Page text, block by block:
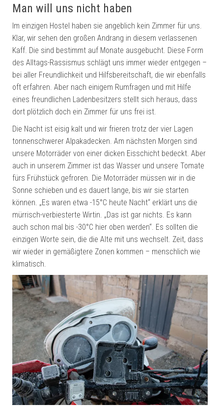
Man will uns nicht haben
Im einzigen Hostel haben sie angeblich kein Zimmer für uns.
Klar, wir sehen den großen Andrang in diesem verlassenen
Kaff. Die sind bestimmt auf Monate ausgebucht. Diese Form
des Alltags-Rassismus schlägt uns immer wieder entgegen –
bei aller Freundlichkeit und Hilfsbereitschaft, die wir ebenfalls
oft erfahren. Aber nach einigem Rumfragen und mit Hilfe
eines freundlichen Ladenbesitzers stellt sich heraus, dass
dort plötzlich doch ein Zimmer für uns frei ist.
Die Nacht ist eisig kalt und wir frieren trotz der vier Lagen
tonnenschwerer Alpakadecken. Am nächsten Morgen sind
unsere Motorräder von einer dicken Eisschicht bedeckt. Aber
auch in unserem Zimmer ist das Wasser und unsere Tomate
fürs Frühstück gefroren. Die Motorräder müssen wir in die
Sonne schieben und es dauert lange, bis wir sie starten
können. „Es waren etwa -15°C heute Nacht“ erklärt uns die
mürrisch-verbiesterte Wirtin. „Das ist gar nichts. Es kann
auch schon mal bis -30°C hier oben werden“. Es sollten die
einzigen Worte sein, die die Alte mit uns wechselt. Zeit, dass
wir wieder in gemäßigtere Zonen kommen – menschlich wie
klimatisch.